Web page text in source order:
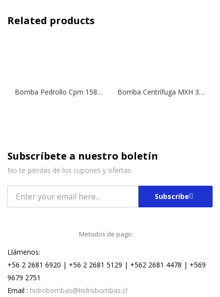
Related products
Bomba Pedrollo Cpm 158 220v 1×1 Bomba Centrífuga MXH 3204 | 10,0 HP | 380 V.
Subscríbete a nuestro boletín
No te pierdas de los cupones y ofertas
Subscribe
Metodos de pago:
Llámenos:
+56 2 2681 6920 | +56 2 2681 5129 | +562 2681 4478 | +569
9679 2751
Email : hidrobombas@hidrobombas.cl